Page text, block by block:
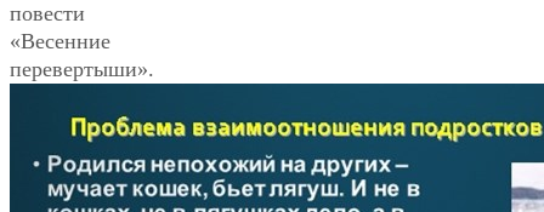
повести
«Весенние
перевертыши».